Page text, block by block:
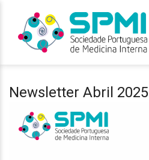
Newsletter Abril 2025